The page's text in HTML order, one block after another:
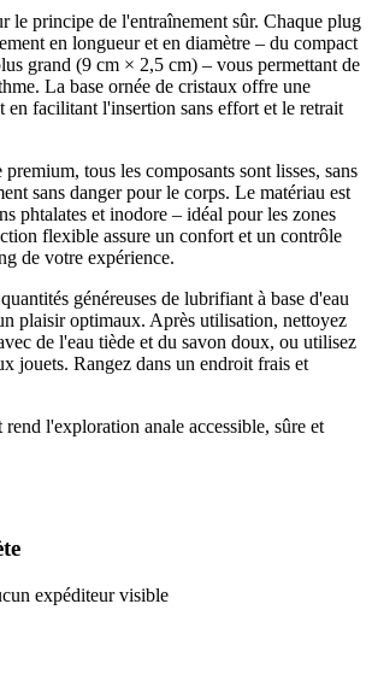
le principe de l'entraînement sûr. Chaque plug
en longueur et en diamètre – du compact
grand (9 cm × 2,5 cm) – vous permettant de
La base ornée de cristaux offre une
en facilitant l'insertion sans effort et le retrait
tous les composants sont lisses, sans
sans danger pour le corps. Le matériau est
phtalates et inodore – idéal pour les zones
flexible assure un confort et un contrôle
de votre expérience.
généreuses de lubrifiant à base d'eau
plaisir optimaux. Après utilisation, nettoyez
de l'eau tiède et du savon doux, ou utilisez
jouets. Rangez dans un endroit frais et
l'exploration anale accessible, sûre et
expéditeur visible